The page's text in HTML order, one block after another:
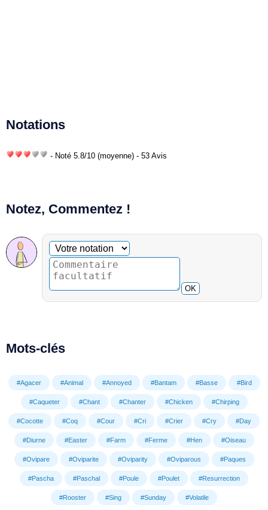
Notations
- Noté 5.8/10 (moyenne) - 53 Avis
Notez, Commentez !
Commentaire facultatif
Votre notation
OK
Mots-clés
#Agacer #Animal #Annoyed #Bantam #Basse #Bird
#Caqueter #Chant #Chanter #Chicken #Chirping
#Cocotte #Coq #Cour #Cri #Crier #Cry #Day
#Diurne #Easter #Farm #Ferme #Hen #Oiseau
#Ovipare #Oviparite #Oviparity #Oviparous #Paques
#Pascha #Paschal #Poule #Poulet #Resurrection
#Rooster #Sing #Sunday #Volatile